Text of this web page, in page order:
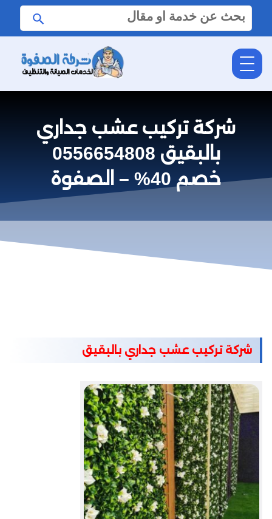
البحث
عن:
شركة تركيب عشب جداري
بالبقيق 0556654808
خصم 40% – الصفوة
شركة تركيب عشب جداري بالبقيق